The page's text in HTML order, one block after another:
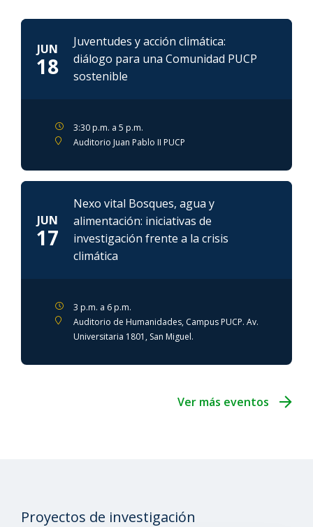
JUN
18
Juventudes y acción climática:
diálogo para una Comunidad PUCP
sostenible
3:30 p.m. a 5 p.m.
Auditorio Juan Pablo II PUCP
JUN
17
Nexo vital Bosques, agua y
alimentación: iniciativas de
investigación frente a la crisis
climática
3 p.m. a 6 p.m.
Auditorio de Humanidades, Campus PUCP. Av.
Universitaria 1801, San Miguel.
Ver más eventos
Proyectos de investigación